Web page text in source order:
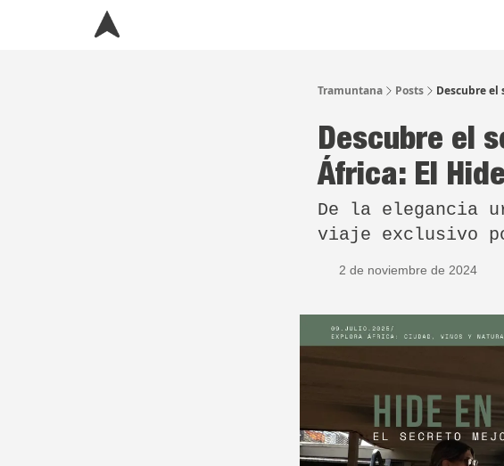
Tramuntana Posts Descubre el
Descubre el
África: El
De la elegancia
viaje exclusivo
2 de noviembre de 2024